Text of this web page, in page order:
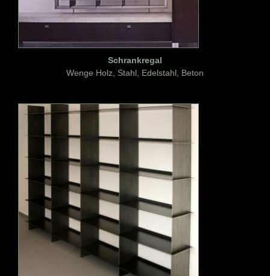
Schrankregal
Wenge Holz, Stahl, Edelstahl, Beton